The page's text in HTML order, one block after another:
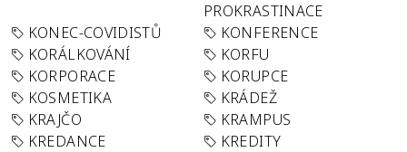
PROKRASTINACE
KONEC-COVIDISTŮ
KONFERENCE
KORÁLKOVÁNÍ
KORFU
KORPORACE
KORUPCE
KOSMETIKA
KRÁDEŽ
KRAJČO
KRAMPUS
KREDANCE
KREDITY